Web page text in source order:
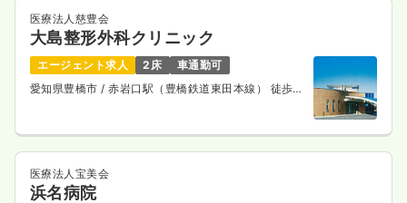
医療法人慈豊会
大島整形外科クリニック
エージェント求人 2床
車通勤可
愛知県豊橋市/ 赤岩口駅（豊橋鉄道東田本線） 徒歩2
医療法人宝美会
浜名病院